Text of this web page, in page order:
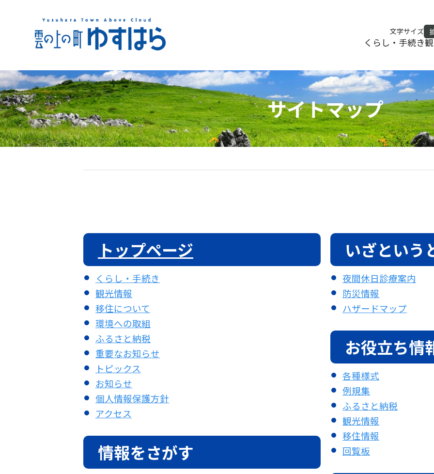
文字サイズ
くらし・手続き
サイトマップ
トップページ
くらし・手続き
観光情報
移住について
環境への取組
ふるさと納税
重要なお知らせ
トピックス
お知らせ
個人情報保護方針
アクセス
情報をさがす
いざという
夜間休日診療案内
防災情報
ハザードマップ
お役立ち情
各種様式
例規集
ふるさと納税
観光情報
移住情報
回覧板